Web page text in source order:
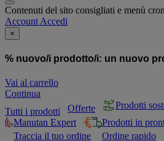
Contenuti del sito consigliati e menù
Account Accedi
×
% nuovo/i prodotto/i: un nuovo
Vai al carrello
Continua
Tutti i prodotti
Offerte
Prodotti
Manutan Expert
Prodotti in
Traccia il tuo ordine
Ordine rapido